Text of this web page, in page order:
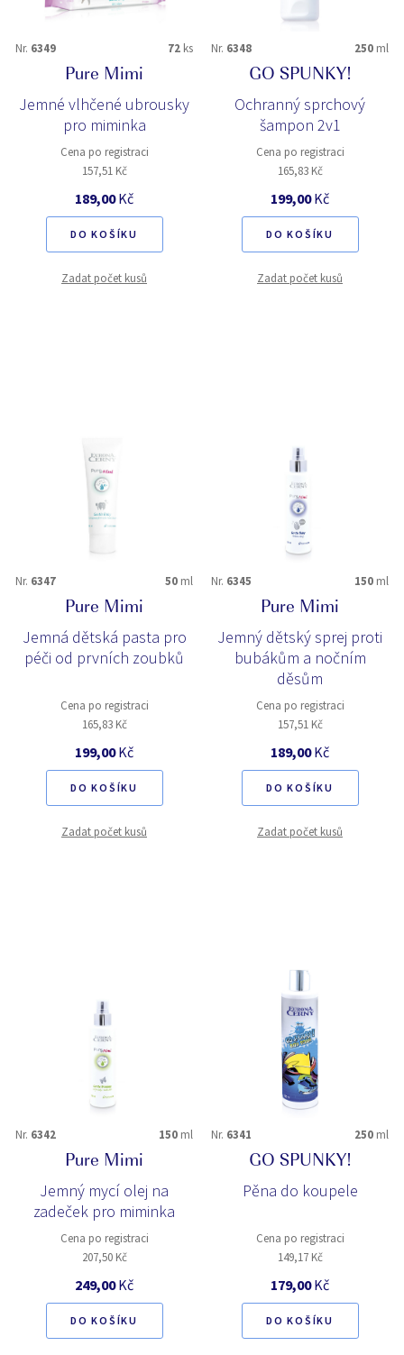
Nr. 6349 72 ks
Pure Mimi
Jemné vlhčené ubrousky
pro miminka
Cena po registraci
157,51 Kč
189,00Kč
DO KOŠÍKU
Zadat počet kusů
Nr. 6348 250 ml
GO SPUNKY!
Ochranný sprchový
šampon 2v1
Cena po registraci
165,83 Kč
199,00Kč
DO KOŠÍKU
Zadat počet kusů
Nr. 6347 50 ml
Pure Mimi
Jemná dětská pasta pro
péči od prvních zoubků
Cena po registraci
165,83 Kč
199,00Kč
DO KOŠÍKU
Zadat počet kusů
Nr. 6345 150 ml
Pure Mimi
Jemný dětský sprej proti
bubákům a nočním
děsům
Cena po registraci
157,51 Kč
189,00Kč
DO KOŠÍKU
Zadat počet kusů
Nr. 6342 150 ml
Pure Mimi
Jemný mycí olej na
zadeček pro miminka
Cena po registraci
207,50 Kč
249,00Kč
DO KOŠÍKU
Nr. 6341 250 ml
GO SPUNKY!
Pěna do koupele
Cena po registraci
149,17 Kč
179,00Kč
DO KOŠÍKU